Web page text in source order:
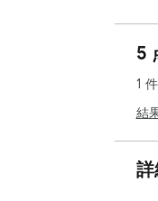
・
・
3.
・
覧
・
5
1
結